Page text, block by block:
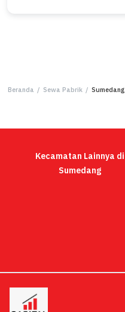
Beranda / Sewa Pabrik / Sumedang
Kecamatan Lainnya di
Sumedang